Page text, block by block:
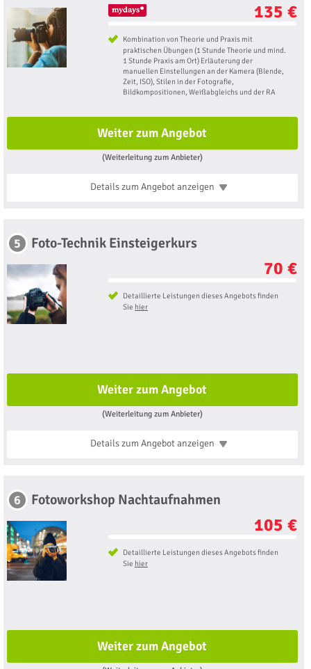
135 €
Kombination von Theorie und Praxis mit
praktischen Übungen (1 Stunde Theorie und mind.
1 Stunde Praxis am Ort) Erläuterung der
manuellen Einstellungen an der Kamera (Blende,
Zeit, ISO), Stilen in der Fotografie,
Bildkompositionen, Weißabgleichs und der RA
Weiter zum Angebot
(Weiterleitung zum Anbieter)
Details zum Angebotanzeigen
5 Foto-Technik Einsteigerkurs
70 €
Detaillierte Leistungen dieses Angebots finden
Sie hier
Weiter zum Angebot
(Weiterleitung zum Anbieter)
Details zum Angebotanzeigen
6 Fotoworkshop Nachtaufnahmen
105 €
Detaillierte Leistungen dieses Angebots finden
Sie hier
Weiter zum Angebot